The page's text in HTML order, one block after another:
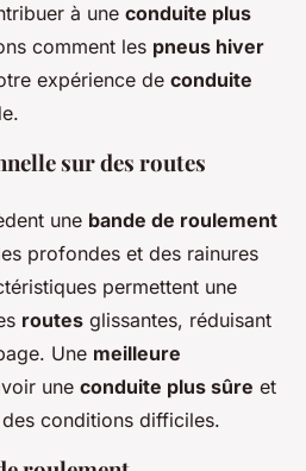
à une conduite plus
comment les pneus hiver
expérience de conduite
sur des routes
une bande de roulement
profondes et des rainures
permettent une
routes glissantes, réduisant
Une meilleure
une conduite plus sûre et
conditions difficiles.